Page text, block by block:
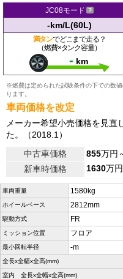
JC08モード
-km/L(60L)
満タンでどこまで走る？
（燃費×タンク容量）
- km
※燃費は定められた試験条件の下での数
ります。
車両価格を改定
メーカー希望小売価格を見直
た。（2018.1）
中古車価格
855万円
新車時価格
1630万
車両重量 1580kg
ホイールベース 2812mm
駆動方式 FR
ミッション位置 フロア
最小回転半径 -m
全長x全幅x全高(mm)
室内 全長x全幅x全高(mm)